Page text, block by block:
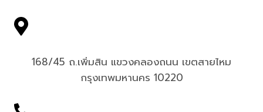
168/45 ถ.เพิ่มสิน แขวงคลองถนน เขตสายไหม
กรุงเทพมหานคร 10220